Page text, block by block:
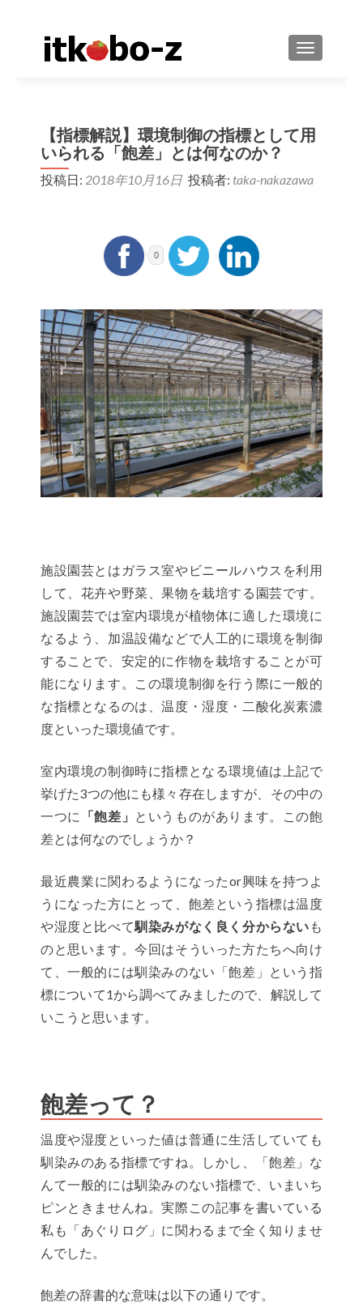
ナビゲー
【指標解説】環境制御の指標として用
いられる「飽差」とは何なのか？
投稿日: 2018年10月16日 投稿者: taka-nakazawa
0
施設園芸とはガラス室やビニールハウスを利用
して、花卉や野菜、果物を栽培する園芸です。
施設園芸では室内環境が植物体に適した環境に
なるよう、加温設備などで人工的に環境を制御
することで、安定的に作物を栽培することが可
能になります。この環境制御を行う際に一般的
な指標となるのは、温度・湿度・二酸化炭素濃
度といった環境値です。
室内環境の制御時に指標となる環境値は上記で
挙げた3つの他にも様々存在しますが、その中の
一つに
「飽差」
というものがあります。この飽
差とは何なのでしょうか？
最近農業に関わるようになったor興味を持つよ
うになった方にとって、飽差という指標は温度
や湿度と比べて馴染みがなく良く分からない も
のと思います。今回はそういった方たちへ向け
て、一般的には馴染みのない「飽差」という指
標について1から調べてみましたので、解説して
いこうと思います。
飽差って？
温度や湿度といった値は普通に生活していても
馴染みのある指標ですね。しかし、「飽差」な
んて一般的には馴染みのない指標で、いまいち
ピンときませんね。実際この記事を書いている
私も「あぐりログ」に関わるまで全く知りませ
んでした。
飽差の辞書的な意味は以下の通りです。